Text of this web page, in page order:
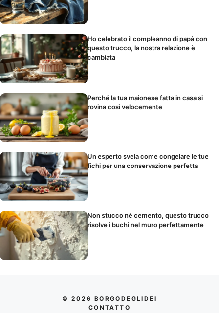
Ho celebrato il compleanno di papà con
questo trucco, la nostra relazione è
cambiata
Perché la tua maionese fatta in casa si
rovina così velocemente
Un esperto svela come congelare le tue
fichi per una conservazione perfetta
Non stucco né cemento, questo trucco
risolve i buchi nel muro perfettamente
© 2026 BORGODEGLIDEI
CONTATTO